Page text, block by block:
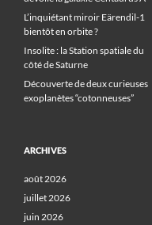
L’inquiétant miroir Eärendil-1
bientôt en orbite ?
Insolite : la Station spatiale du
côté de Saturne
Découverte de deux curieuses
exoplanètes “cotonneuses”
ARCHIVES
août 2026
juillet 2026
juin 2026